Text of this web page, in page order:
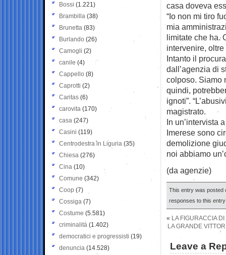
casa doveva
“Io non mi tiro
mia
limitate che ha.
intervenire, oltre
Intanto il
dall’agenzia di
colposo. Siamo
quindi,
ignoti”.
magistrato.
In un’intervista
Imerese sono
demolizione
noi abbiamo
(da agenzie)
This entry was posted
responses to this
« LA FIGURACCIA
LA GRANDE
Leave a
Bossi (1.221)
Brambilla (38)
Brunetta (83)
Burlando (26)
Camogli (2)
canile (4)
Cappello (8)
Caprotti (2)
Caritas (6)
carovita (170)
casa (247)
Casini (119)
Centrodestra in Liguria (35)
Chiesa (276)
Cina (10)
Comune (342)
Coop (7)
Cossiga (7)
Costume (5.581)
criminalità (1.402)
democratici e progressisti (19)
denuncia (14.528)